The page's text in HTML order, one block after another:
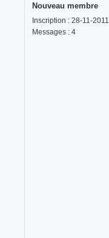
Nouveau membre
Inscription : 28-11-2011
Messages : 4